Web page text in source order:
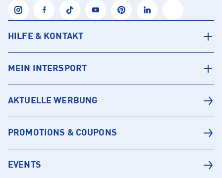
HILFE & KONTAKT
MEIN INTERSPORT
AKTUELLE WERBUNG
PROMOTIONS & COUPONS
EVENTS